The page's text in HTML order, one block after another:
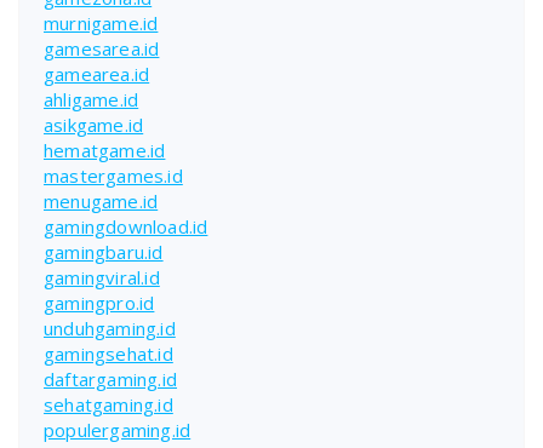
murnigame.id
gamesarea.id
gamearea.id
ahligame.id
asikgame.id
hematgame.id
mastergames.id
menugame.id
gamingdownload.id
gamingbaru.id
gamingviral.id
gamingpro.id
unduhgaming.id
gamingsehat.id
daftargaming.id
sehatgaming.id
populergaming.id